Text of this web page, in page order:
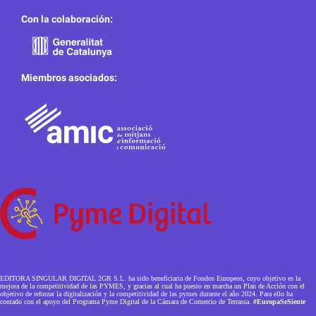
Con la colaboración:
Miembros asociados:
EDITORA SINGULAR DIGITAL 2GR S.L. ha sido beneficiaria de Fondos Europeos, cuyo objetivo es la
mejora de la competitividad de las PYMES, y gracias al cual ha puesto en marcha un Plan de Acción con el
objetivo de reforzar la digitalización y la competitividad de las pymes durante el año 2024. Para ello ha
contado con el apoyo del Programa Pyme Digital de la Cámara de Comercio de Terrassa. #EuropaSeSiente